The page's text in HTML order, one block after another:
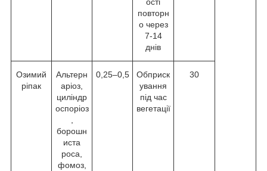
ості
повторн
о через
7-14
днів
Озимий
ріпак
Альтерн
аріоз,
циліндр
оспоріоз
,
борошн
иста
роса,
фомоз,
0,25–0,5
Обприск
ування
під час
вегетації
30